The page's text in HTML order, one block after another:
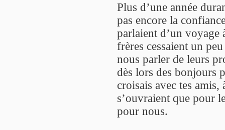
Plus d’une année
pas encore la
parlaient d’un voyage
frères cessaient un
nous parler de leurs
dès lors des bonjours
croisais avec tes amis,
s’ouvraient que pour
pour nous.